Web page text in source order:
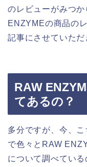
のレビューがみつ
ENZYMEの商品の
記事にさせていただ
RAW
てあるの？
多分ですが、今、
で色々とRAW
について調べてい